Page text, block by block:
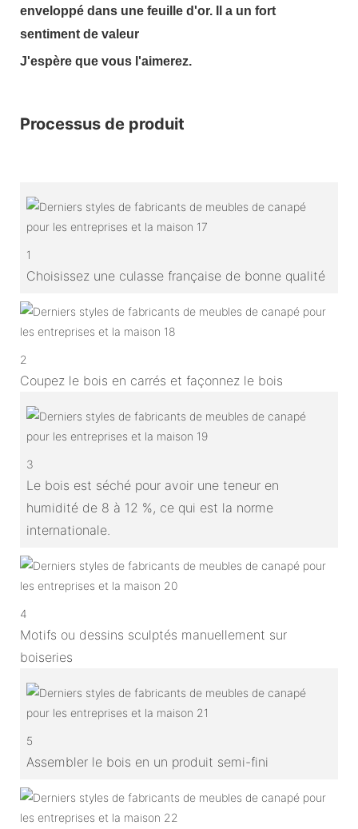
enveloppé dans une feuille d'or. Il a un fort
sentiment de valeur
J'espère que vous l'aimerez.
Processus de produit
1
Choisissez une culasse française de bonne qualité
2
Coupez le bois en carrés et façonnez le bois
3
Le bois est séché pour avoir une teneur en
humidité de 8 à 12 %, ce qui est la norme
internationale.
4
Motifs ou dessins sculptés manuellement sur
boiseries
5
Assembler le bois en un produit semi-fini